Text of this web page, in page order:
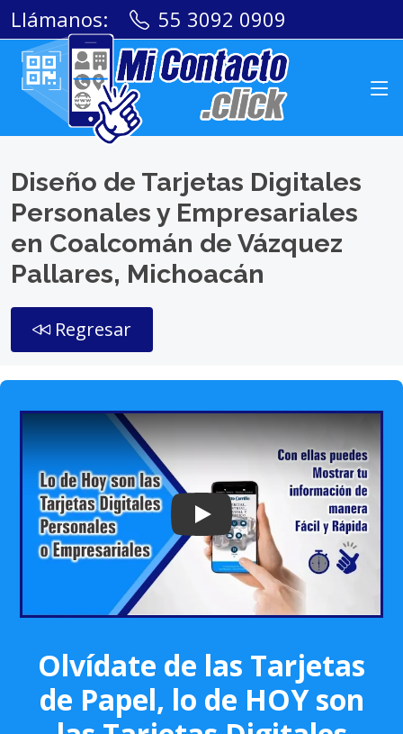
Llámanos: 55 3092 0909
Diseño de Tarjetas Digitales
Personales y Empresariales
en Coalcomán de Vázquez
Pallares, Michoacán
Regresar
Play: Keynote (Google I/O '18)
Olvídate de las Tarjetas
de Papel, lo de HOY son